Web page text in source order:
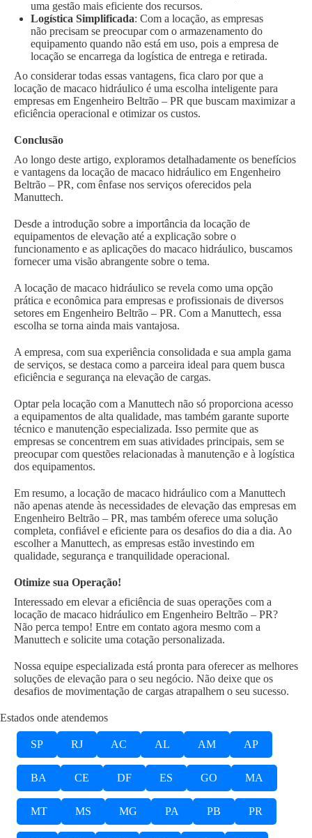
uma gestão mais eficiente dos recursos.
Logística Simplificada: Com a locação, as empresas
não precisam se preocupar com o armazenamento do
equipamento quando não está em uso, pois a empresa de
locação se encarrega da logística de entrega e retirada.
Ao considerar todas essas vantagens, fica claro por que a
locação de macaco hidráulico é uma escolha inteligente para
empresas em Engenheiro Beltrão – PR que buscam maximizar a
eficiência operacional e otimizar os custos.
Conclusão
Ao longo deste artigo, exploramos detalhadamente os benefícios
e vantagens da locação de macaco hidráulico em Engenheiro
Beltrão – PR, com ênfase nos serviços oferecidos pela
Manuttech.
Desde a introdução sobre a importância da locação de
equipamentos de elevação até a explicação sobre o
funcionamento e as aplicações do macaco hidráulico, buscamos
fornecer uma visão abrangente sobre o tema.
A locação de macaco hidráulico se revela como uma opção
prática e econômica para empresas e profissionais de diversos
setores em Engenheiro Beltrão – PR. Com a Manuttech, essa
escolha se torna ainda mais vantajosa.
A empresa, com sua experiência consolidada e sua ampla gama
de serviços, se destaca como a parceira ideal para quem busca
eficiência e segurança na elevação de cargas.
Optar pela locação com a Manuttech não só proporciona acesso
a equipamentos de alta qualidade, mas também garante suporte
técnico e manutenção especializada. Isso permite que as
empresas se concentrem em suas atividades principais, sem se
preocupar com questões relacionadas à manutenção e à logística
dos equipamentos.
Em resumo, a locação de macaco hidráulico com a Manuttech
não apenas atende às necessidades de elevação das empresas em
Engenheiro Beltrão – PR, mas também oferece uma solução
completa, confiável e eficiente para os desafios do dia a dia. Ao
escolher a Manuttech, as empresas estão investindo em
qualidade, segurança e tranquilidade operacional.
Otimize sua Operação!
Interessado em elevar a eficiência de suas operações com a
locação de macaco hidráulico em Engenheiro Beltrão – PR?
Não perca tempo! Entre em contato agora mesmo com a
Manuttech e solicite uma cotação personalizada.
Nossa equipe especializada está pronta para oferecer as melhores
soluções de elevação para o seu negócio. Não deixe que os
desafios de movimentação de cargas atrapalhem o seu sucesso.
Estados onde atendemos
SP RJ AC AL AM AP
BA CE DF ES GO MA
MT MS MG PA PB PR